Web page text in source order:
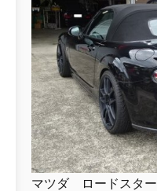
マツダ ロードスター